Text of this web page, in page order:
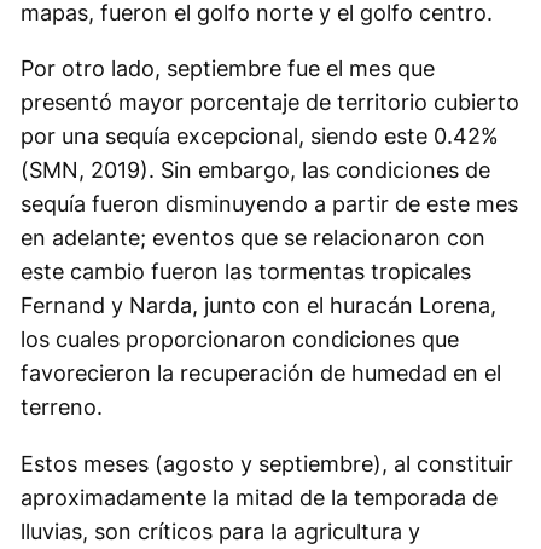
mapas, fueron el golfo norte y el golfo centro.
Por otro lado, septiembre fue el mes que
presentó mayor porcentaje de territorio cubierto
por una sequía excepcional, siendo este 0.42%
(SMN, 2019). Sin embargo, las condiciones de
sequía fueron disminuyendo a partir de este mes
en adelante; eventos que se relacionaron con
este cambio fueron las tormentas tropicales
Fernand y Narda, junto con el huracán Lorena,
los cuales proporcionaron condiciones que
favorecieron la recuperación de humedad en el
terreno.
Estos meses (agosto y septiembre), al constituir
aproximadamente la mitad de la temporada de
lluvias, son críticos para la agricultura y